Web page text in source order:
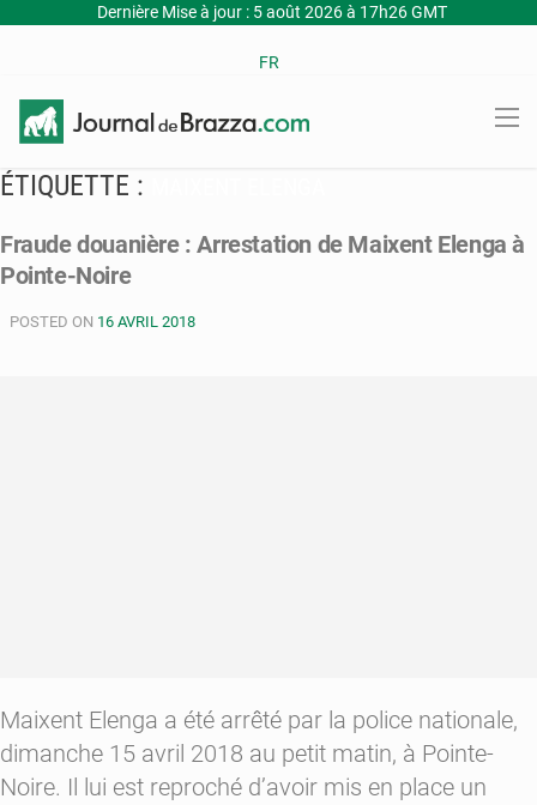
Dernière Mise à jour : 5 août 2026 à 17h26 GMT
FR
ÉTIQUETTE :
Fraude douanière : Arrestation de Maixent Elenga à
Pointe-Noire
POSTED ON 16 AVRIL 2018
Maixent Elenga a été arrêté par la police nationale,
dimanche 15 avril 2018 au petit matin, à Pointe-
Noire. Il lui est reproché d’avoir mis en place un